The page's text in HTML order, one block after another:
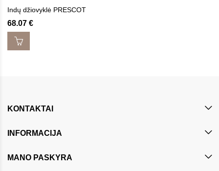
Indų džiovyklė PRESCOT
68.07 €
KONTAKTAI
INFORMACIJA
MANO PASKYRA